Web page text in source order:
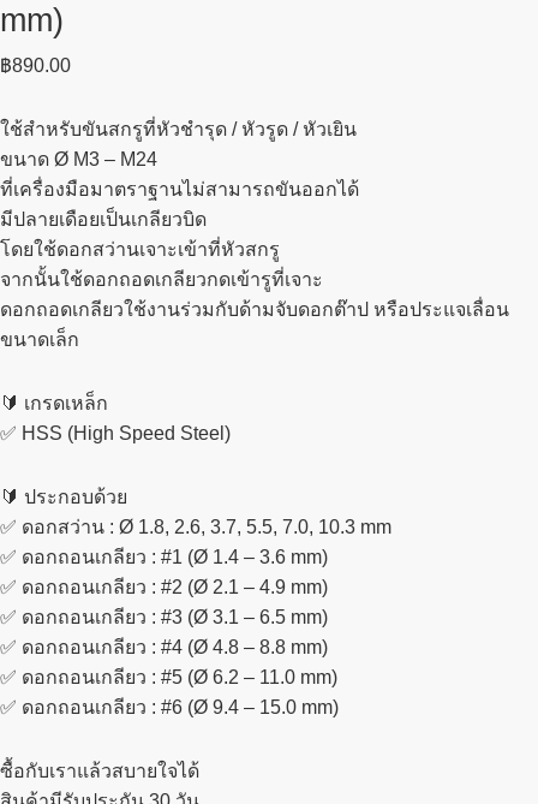
mm)
฿890.00
ใช้สำหรับขันสกรูที่หัวชำรุด / หัวรูด / หัวเยิน
ขนาด Ø M3 – M24
ที่เครื่องมือมาตราฐานไม่สามารถขันออกได้
มีปลายเดือยเป็นเกลียวบิด
โดยใช้ดอกสว่านเจาะเข้าที่หัวสกรู
จากนั้นใช้ดอกถอดเกลียวกดเข้ารูที่เจาะ
ดอกถอดเกลียวใช้งานร่วมกับด้ามจับดอกต๊าป หรือประแจเลื่อน
ขนาดเล็ก
🔰 เกรดเหล็ก
✅ HSS (High Speed Steel)
🔰 ประกอบด้วย
✅ ดอกสว่าน : Ø 1.8, 2.6, 3.7, 5.5, 7.0, 10.3 mm
✅ ดอกถอนเกลียว : #1 (Ø 1.4 – 3.6 mm)
✅ ดอกถอนเกลียว : #2 (Ø 2.1 – 4.9 mm)
✅ ดอกถอนเกลียว : #3 (Ø 3.1 – 6.5 mm)
✅ ดอกถอนเกลียว : #4 (Ø 4.8 – 8.8 mm)
✅ ดอกถอนเกลียว : #5 (Ø 6.2 – 11.0 mm)
✅ ดอกถอนเกลียว : #6 (Ø 9.4 – 15.0 mm)
ซื้อกับเราแล้วสบายใจได้